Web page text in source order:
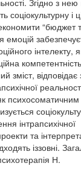
Згідно з
соціокультурну і
“бюджет
емоцій
інтелекту,
зміст, відповідає
психосоматичним
інтрапсихічної
та
іззовні.
Н.